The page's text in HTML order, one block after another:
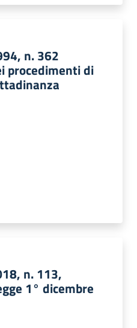
n. 362
procedimenti di
n. 113,
1° dicembre